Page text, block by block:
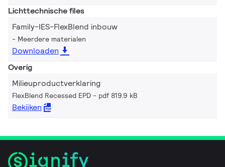
Lichttechnische files
Family-IES-FlexBlend inbouw
Meerdere materialen
Downloaden
Overig
Milieuproductverklaring
FlexBlend Recessed EPD pdf 819.9 kB
Bekijken